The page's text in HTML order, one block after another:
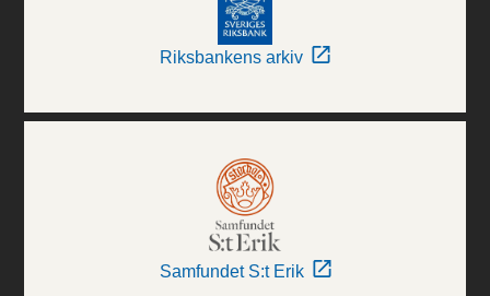
Riksbankens arkiv
Samfundet S:t Erik